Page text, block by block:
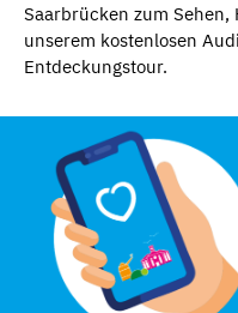
Saarbrücken zum
unserem kostenlosen
Entdeckungstour.